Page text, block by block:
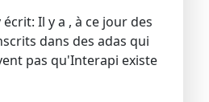
Il y a , à ce jour des
dans des adas qui
pas qu'Interapi existe